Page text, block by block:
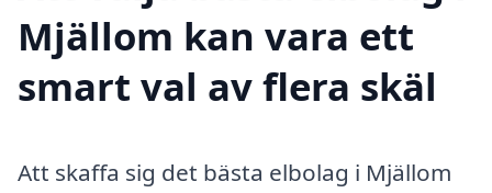
Mjällom kan vara ett
smart val av flera skäl
Att skaffa sig det bästa elbolag i Mjällom